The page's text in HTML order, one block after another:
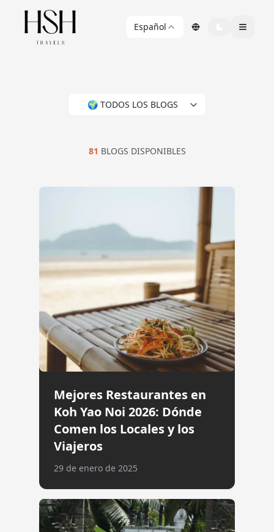
Español
🌍 TODOS LOS BLOGS
81 BLOGS DISPONIBLES
Mejores Restaurantes en
Koh Yao Noi 2026: Dónde
Comen los Locales y los
Viajeros
29 de enero de 2025